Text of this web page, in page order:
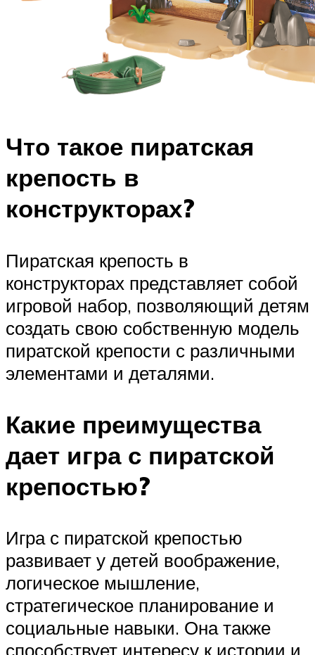
Что такое пиратская
крепость в
конструкторах?
Пиратская крепость в
конструкторах представляет собой
игровой набор, позволяющий детям
создать свою собственную модель
пиратской крепости с различными
элементами и деталями.
Какие преимущества
дает игра с пиратской
крепостью?
Игра с пиратской крепостью
развивает у детей воображение,
логическое мышление,
стратегическое планирование и
социальные навыки. Она также
способствует интересу к истории и